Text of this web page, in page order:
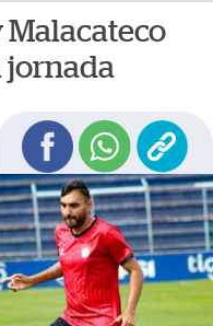
Malacateco
jornada